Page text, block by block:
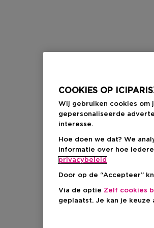
COOKIES OP
Wij gebruiken cookies om
gepersonaliseerde
interesse.
Hoe doen we dat? We
informatie over hoe
privacybeleid
Door op de “Accepteer”
Via de optie Zelf cookies
geplaatst. Je kan je